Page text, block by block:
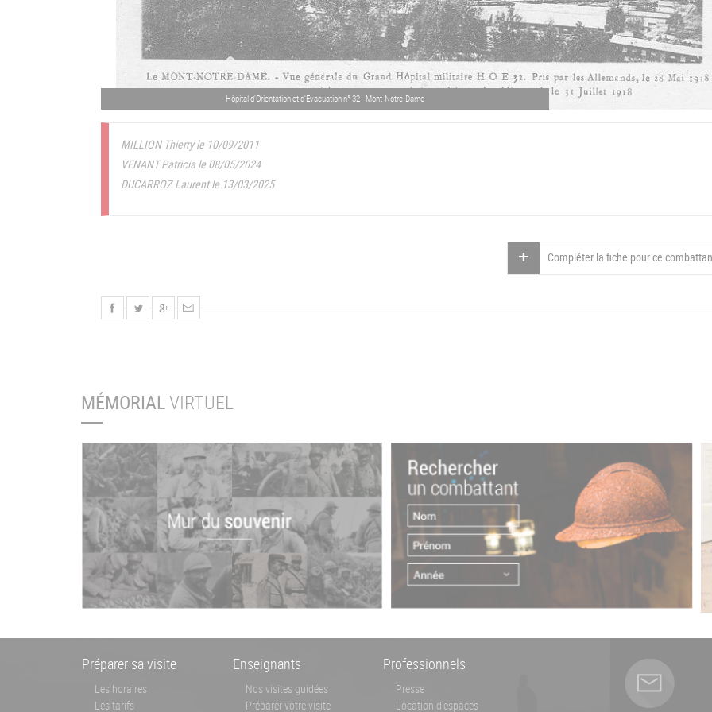
Hôpital d'Orientation et d'Evacuation n° 32 - Mont-Notre-Dame
MILLION Thierry le 10/09/2011
VENANT Patricia le 08/05/2024
DUCARROZ Laurent le 13/03/2025
Compléter la fiche pour ce
MÉMORIALVIRTUEL
Menu
Pied
Préparer sa visite
Les horaires
Les tarifs
Enseignants
Nos visites guidées
Préparer votre visite
Professionnels
Presse
Location d'espaces